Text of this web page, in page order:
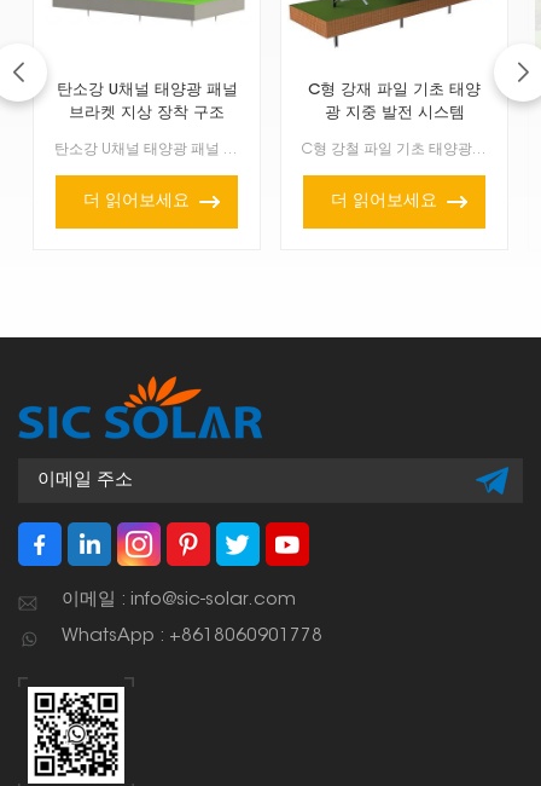
탄소강 U채널 태양광 패널
브라켓 지상 장착 구조
탄소강 U채널 태양광 패널 브래킷 지면 장착 구조는 태양광 패널을 지면에 설치하는 강력하고 빠른 방법입니다. 강철 U채널로 제작되어 대규모 태양광 발전소, 매장 또는 농장에도 충분...
더 읽어보세요
C형 강재 파일 기초 태양
광 지중 발전 시스템
C형 강철 파일 기초 태양광 발전 시스템은 C형 강철 파일을 사용합니다. 대형 태양광 설비를 설치하는 견고하고 효율적인 방법으로, 까다로운 지형에서도 잘 작동합니다. 기본적으로 C...
더 읽어보세요
이메일 : info@sic-solar.com
WhatsApp : +8618060901778